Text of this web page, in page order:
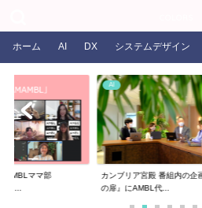
ホーム AI DX システムデザイン
AMBLママ部
AI
カンブリア宮殿 番組内の企
の扉』にAMBL代...